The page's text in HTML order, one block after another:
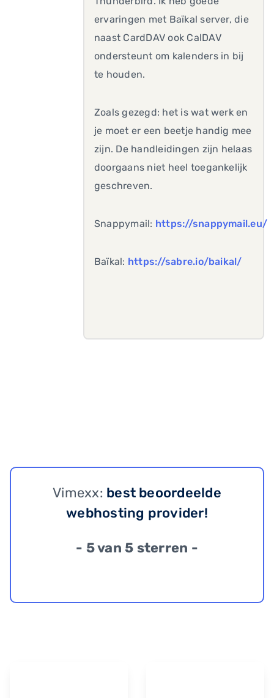
ervaringen met Baïkal server, die
naast CardDAV ook CalDAV
ondersteunt om kalenders in bij
te houden.
Zoals gezegd: het is wat werk en
je moet er een beetje handig mee
zijn. De handleidingen zijn helaas
doorgaans niet heel toegankelijk
geschreven.
Snappymail: https://snappymail.eu/
Baïkal: https://sabre.io/baikal/
Vimexx: best beoordeelde
webhosting provider!
- 5 van 5 sterren -